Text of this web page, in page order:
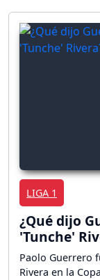
LIGA 1
¿Qué dijo
'Tunche'
Paolo Guerrero
Rivera en la